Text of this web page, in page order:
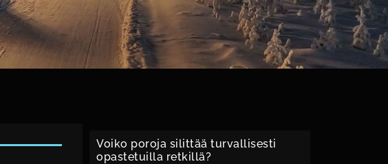
Voiko poroja silittää turvallisesti
opastetuilla retkillä?